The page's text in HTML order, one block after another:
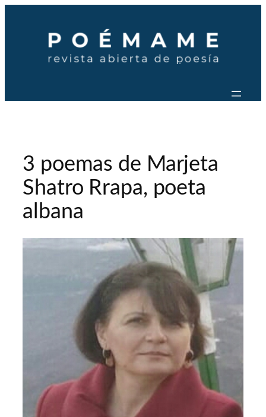
contenido
3 poemas de Marjeta
Shatro Rrapa, poeta
albana